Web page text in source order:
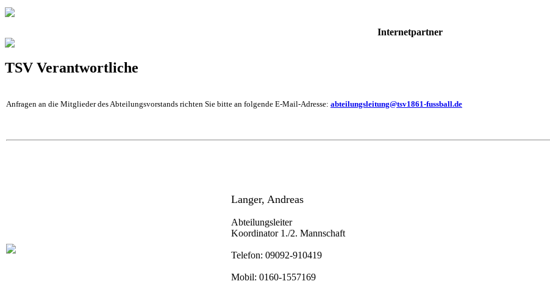
Internetpartner
TSV Verantwortliche
Anfragen an die Mitglieder des Abteilungsvorstands richten Sie bitte an folgende E-Mail-Adresse: abteilungsleitung@tsv1861-fussball.de
Langer, Andreas
Abteilungsleiter
Koordinator 1./2. Mannschaft
Telefon: 09092-910419
Mobil: 0160-1557169